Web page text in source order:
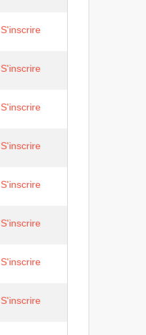
S'inscrire
S'inscrire
S'inscrire
S'inscrire
S'inscrire
S'inscrire
S'inscrire
S'inscrire